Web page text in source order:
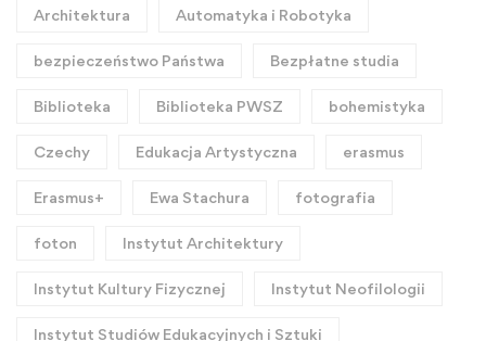
Architektura Automatyka i Robotyka
bezpieczeństwo Państwa Bezpłatne studia
Biblioteka Biblioteka PWSZ bohemistyka
Czechy Edukacja Artystyczna erasmus
Erasmus+ Ewa Stachura fotografia
foton Instytut Architektury
Instytut Kultury Fizycznej Instytut Neofilologii
Instytut Studiów Edukacyjnych i Sztuki